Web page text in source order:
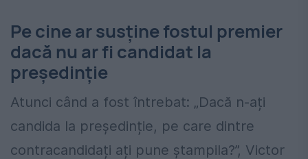
Pe cine ar susține fostul premier
dacă nu ar fi candidat la
președinție
Atunci când a fost întrebat: „Dacă n-ați
candida la președinție, pe care dintre
contracandidați ați pune ștampila?”, Victor